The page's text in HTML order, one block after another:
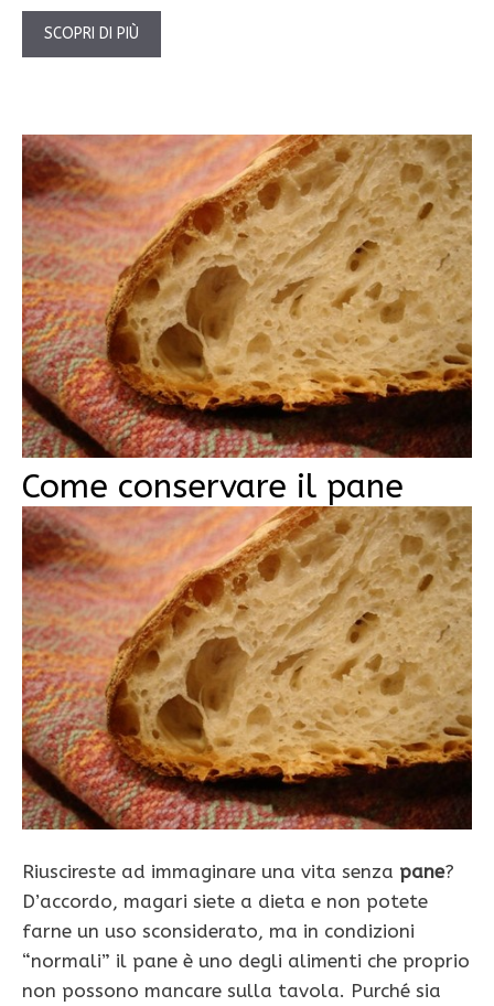
SCOPRI DI PIÙ
Come conservare il pane
Riuscireste ad immaginare una vita senza pane?
D’accordo, magari siete a dieta e non potete
farne un uso sconsiderato, ma in condizioni
“normali” il pane è uno degli alimenti che proprio
non possono mancare sulla tavola. Purché sia